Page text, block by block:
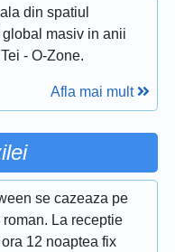
din spatiul
masiv in anii
- O-Zone.
Afla mai mult
se cazeaza pe
La receptie
12 noaptea fix